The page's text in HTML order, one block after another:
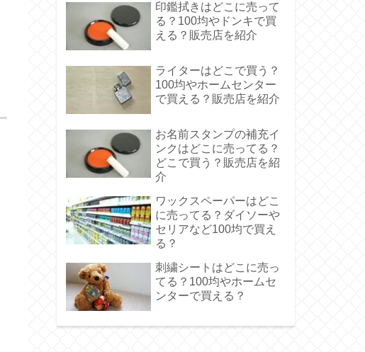
印鑑拭きはどこに売って
る？100均やドンキで買
える？販売店を紹介
ライターはどこで買う？
100均やホームセンター
で買える？販売店を紹介
お名前スタンプの補充イ
ンクはどこに売ってる？
どこで買う？販売店を紹
介
ワックスペーパーはどこ
に売ってる？ダイソーや
セリアなど100均で買え
る？
刺繍シートはどこに売っ
てる？100均やホームセ
ンターで買える？